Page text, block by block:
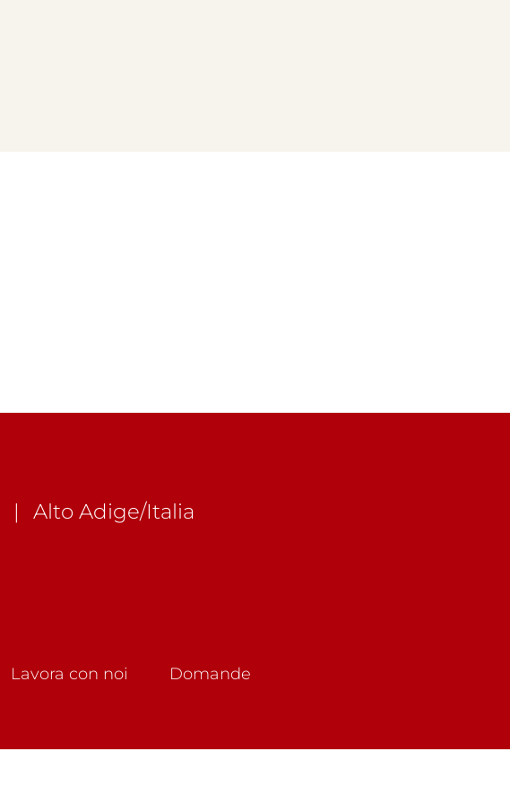
Alto Adige/Italia
Lavora con noi Domande